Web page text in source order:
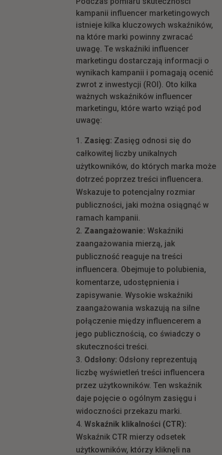
kampanii influencer marketingowych
istnieje kilka kluczowych wskaźników,
na które marki powinny zwracać
uwagę. Te wskaźniki influencer
marketingu dostarczają informacji o
wynikach kampanii i pomagają ocenić
zwrot z inwestycji (ROI). Oto kilka
ważnych wskaźników influencer
marketingu, które warto wziąć pod
uwagę:
Zasięg: Zasięg odnosi się do
całkowitej liczby unikalnych
użytkowników, do których marka może
dotrzeć poprzez treści influencera.
Wskazuje to potencjalny rozmiar
publiczności, jaki można osiągnąć w
ramach kampanii.
Zaangażowanie: Wskaźniki
zaangażowania mierzą, jak
publiczność reaguje na treści
influencera. Obejmuje to polubienia,
komentarze, udostępnienia i
zapisywanie. Wysokie wskaźniki
zaangażowania wskazują na silne
połączenie między influencerem a
jego publicznością, co świadczy o
skuteczności treści.
Odsłony: Odsłony reprezentują
liczbę wyświetleń treści influencera
przez użytkowników. Ten wskaźnik
daje pojęcie o ogólnym zasięgu i
widoczności przekazu marki.
Wskaźnik klikalności (CTR):
Wskaźnik CTR mierzy odsetek
użytkowników, którzy kliknęli na